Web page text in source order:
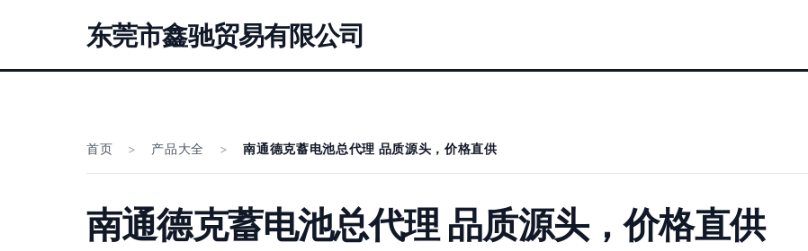
东莞市鑫驰贸易有限公司
首页 > 产品大全 > 南通德克蓄电池总代理 品质源头，价格直供
南通德克蓄电池总代理 品质源头，价格直供